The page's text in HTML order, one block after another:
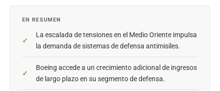
EN RESUMEN
La escalada de tensiones en el Medio Oriente impulsa
la demanda de sistemas de defensa antimisiles.
Boeing accede a un crecimiento adicional de ingresos
de largo plazo en su segmento de defensa.